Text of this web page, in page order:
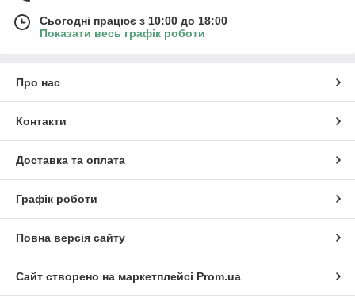
Сьогодні працює з 10:00 до 18:00
Показати весь графік роботи
Про нас
Контакти
Доставка та оплата
Графік роботи
Повна версія сайту
Сайт створено на маркетплейсі Prom.ua